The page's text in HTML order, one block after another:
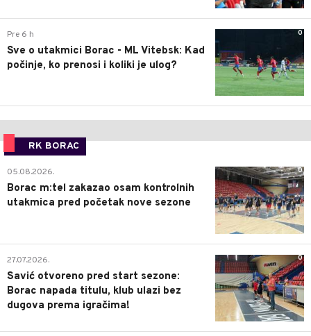
0
Pre 6 h
Sve o utakmici Borac - ML Vitebsk: Kad
počinje, ko prenosi i koliki je ulog?
RK BORAC
0
05.08.2026.
Borac m:tel zakazao osam kontrolnih
utakmica pred početak nove sezone
0
27.07.2026.
Savić otvoreno pred start sezone:
Borac napada titulu, klub ulazi bez
dugova prema igračima!